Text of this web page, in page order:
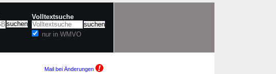
Volltextsuche
nur in WMVO
Mail bei Änderungen